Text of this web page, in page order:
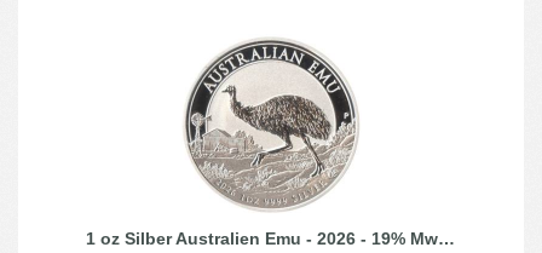
1 oz Silber Australien Emu - 2026 - 19% MwSt.